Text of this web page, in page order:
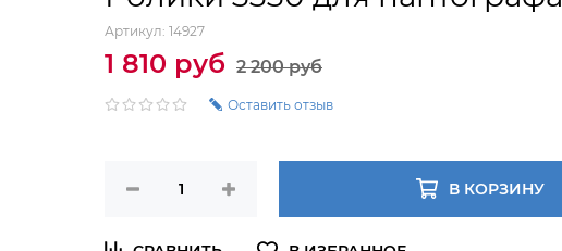
Артикул: 14927
1 810 руб 2 200 руб
Оставить отзыв
В КОРЗИНУ